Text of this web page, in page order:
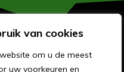
van cookies
om u de meest
uw voorkeuren en